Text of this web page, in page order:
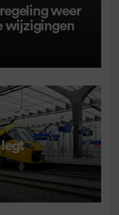
weer
wijzigingen